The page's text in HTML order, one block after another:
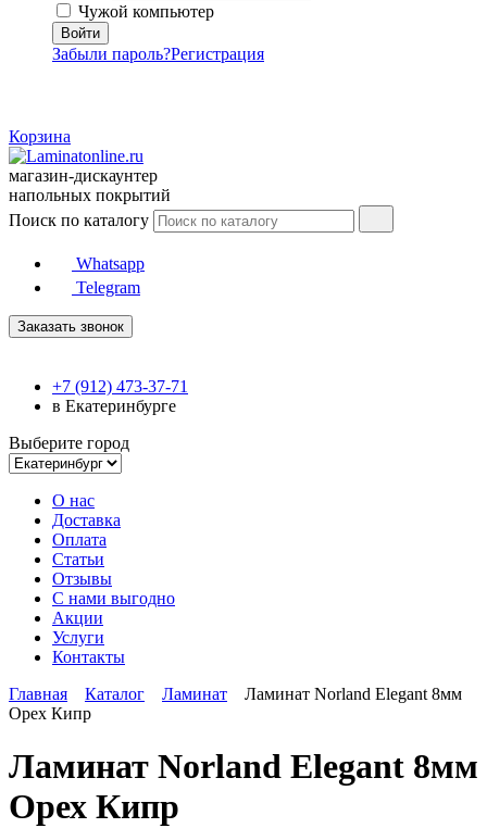
Чужой компьютер
Забыли пароль?Регистрация
Корзина
магазин-дискаунтер
напольных покрытий
Поиск по каталогу
Whatsapp
Telegram
Заказать звонок
+7 (912) 473-37-71
в Екатеринбурге
Выберите город
О нас
Доставка
Оплата
Статьи
Отзывы
С нами выгодно
Акции
Услуги
Контакты
Главная
Каталог Ламинат
Ламинат Norland Elegant 8мм
Орех Кипр
Ламинат Norland Elegant 8мм
Орех Кипр